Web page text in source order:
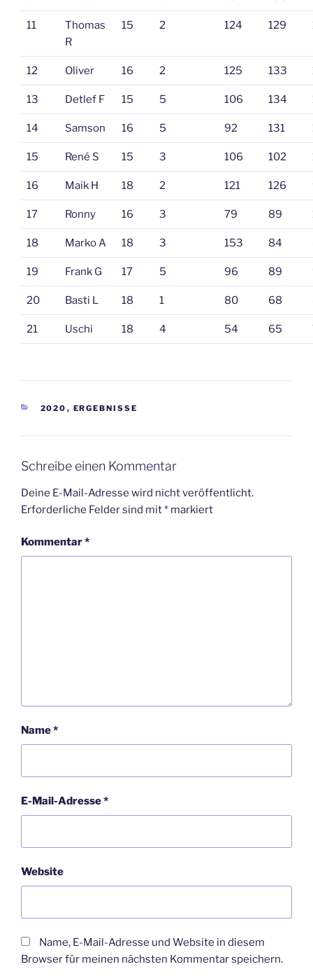
11
Thomas
R
15 2 124 129
12 Oliver 16 2 125 133
13 Detlef F 15 5 106 134
14 Samson 16 5 92 131
15 René S 15 3 106 102
16 Maik H 18 2 121 126
17 Ronny 16 3 79 89
18 Marko A 18 3 153 84
19 Frank G 17 5 96 89
20 Basti L 18 1 80 68
21 Uschi 18 4 54 65
KATEGORIEN
2020 , ERGEBNISSE
Schreibe einen Kommentar
Deine E-Mail-Adresse wird nicht veröffentlicht.
Erforderliche Felder sind mit* markiert
Kommentar*
Name*
E-Mail-Adresse*
Website
Name, E-Mail-Adresse und Website in diesem
Browser für meinen nächsten Kommentar speichern.